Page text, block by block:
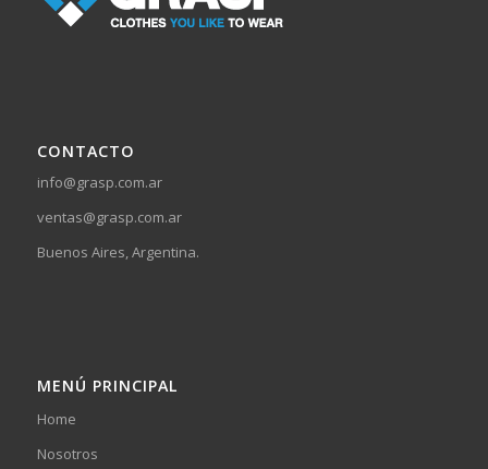
CONTACTO
info@grasp.com.ar
ventas@grasp.com.ar
Buenos Aires, Argentina.
MENÚ PRINCIPAL
Home
Nosotros